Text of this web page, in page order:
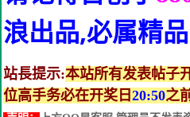
浪出品,必属精品
站長提示:本站所有发表帖子
位高手务必在开奖日 20:50之